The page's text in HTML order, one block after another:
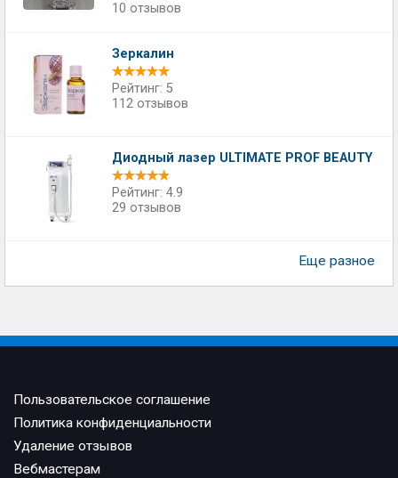
10 отзывов
Зеркалин
Рейтинг: 5
112 отзывов
Диодный лазер ULTIMATE PROF BEAUTY
Рейтинг: 4.9
29 отзывов
Еще разное
Пользовательское соглашение
Политика конфиденциальности
Удаление отзывов
Вебмастерам